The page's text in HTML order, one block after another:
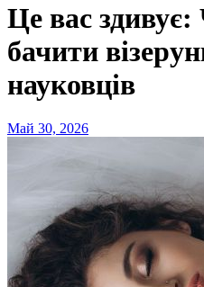
Це вас
бачити
науковців
Май 30, 2026